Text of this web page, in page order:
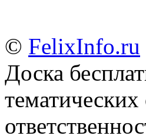
© FelixInfo.ru
Доска
тематических